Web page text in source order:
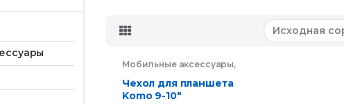
Мобильные аксессуары,
Чехол для планшета
Komo 9-10″